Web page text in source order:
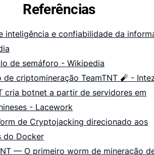
Referências
inteligência e confiabilidade da
de semáforo - Wikipedia
de criptomineração TeamTNT 🧨 -
cria botnet a partir de servidores em
- Lacework
de Cryptojacking direcionado aos
do Docker
— O primeiro worm de mineração